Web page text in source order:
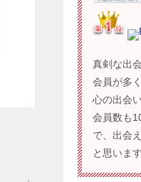
真剣な出
会員が多
心の出会
会員数も
で、出会
と思います